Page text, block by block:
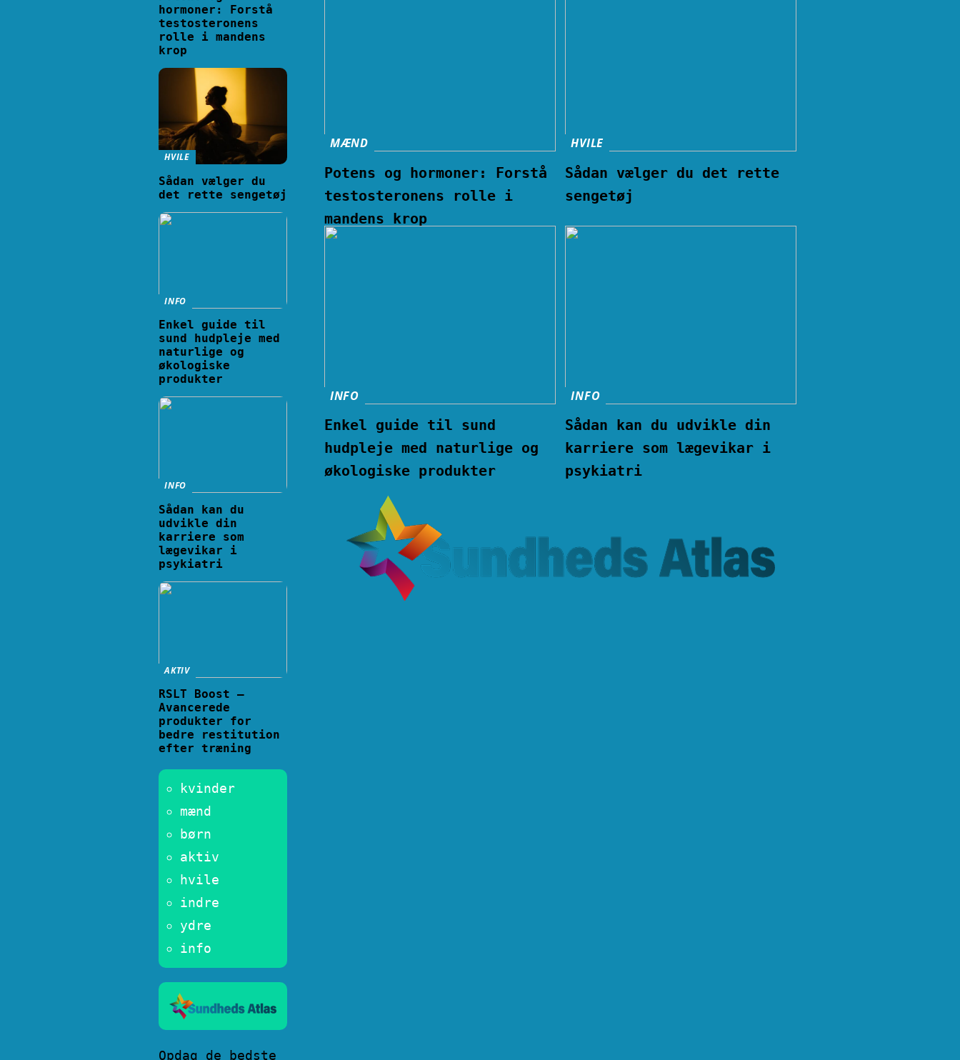
MÆND
Potens og hormoner: Forstå
testosteronens rolle i
mandens krop
HVILE
Sådan vælger du det rette
sengetøj
INFO
Enkel guide til sund
hudpleje med naturlige og
økologiske produkter
INFO
Sådan kan du udvikle din
karriere som lægevikar i
psykiatri
hormoner: Forstå
testosteronens
rolle i mandens
krop
HVILE
Sådan vælger du
det rette sengetøj
INFO
Enkel guide til
sund hudpleje med
naturlige og
økologiske
produkter
INFO
Sådan kan du
udvikle din
karriere som
lægevikar i
psykiatri
AKTIV
RSLT Boost –
Avancerede
produkter for
bedre restitution
efter træning
kvinder
mænd
børn
aktiv
hvile
indre
ydre
info
Opdag de bedste